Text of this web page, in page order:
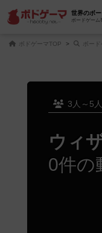
世界のボ
ボードゲーム
ボドゲーマTOP ボード
3人～5人
ウィ
0件の